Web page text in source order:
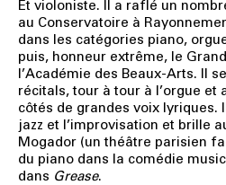
Et violoniste. Il a raflé un
au Conservatoire à
dans les catégories piano,
puis, honneur extrême, le
l’Académie des Beaux-Arts. Il
récitals, tour à tour à l’orgue et
côtés de grandes voix lyriques.
jazz et l’improvisation et brille
Mogador (un théâtre parisien
du piano dans la comédie
dans Grease.